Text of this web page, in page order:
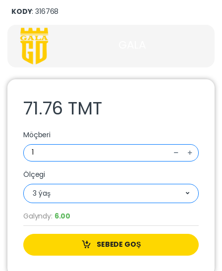
KODY: 316768
71.76 TMT
Möçberi
Ölçegi
3 ýaş
Galyndy: 6.00
SEBEDE GOŞ